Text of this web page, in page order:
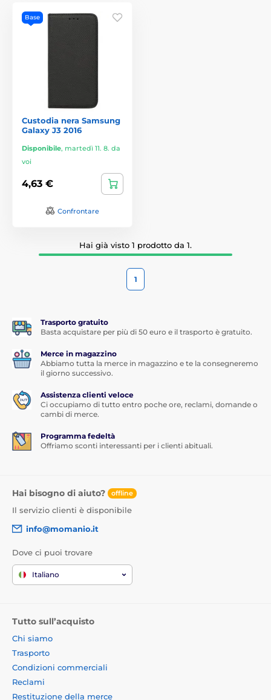
Base
Custodia nera Samsung
Galaxy J3 2016
Disponibile, martedì 11. 8. da
voi
4,63 €
Confrontare
Hai già visto 1 prodotto da 1.
1
Trasporto gratuito
Basta acquistare per più di 50 euro e il trasporto è gratuito.
Merce in magazzino
Abbiamo tutta la merce in magazzino e te la consegneremo
il giorno successivo.
Assistenza clienti veloce
Ci occupiamo di tutto entro poche ore, reclami, domande o
cambi di merce.
Programma fedeltà
Offriamo sconti interessanti per i clienti abituali.
Hai bisogno di aiuto? offline
Il servizio clienti è disponibile
info@momanio.it
Dove ci puoi trovare
Italiano
Tutto sull’acquisto
Chi siamo
Trasporto
Condizioni commerciali
Reclami
Restituzione della merce